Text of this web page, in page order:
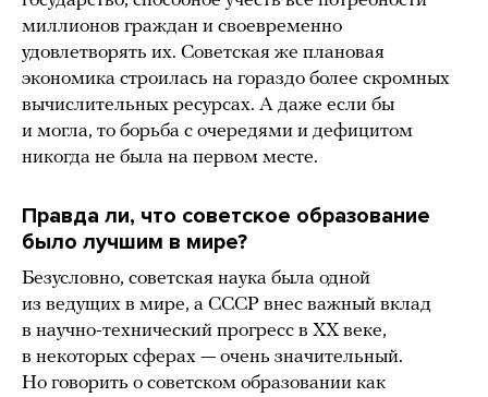
миллионов граждан и своевременно
удовлетворять их. Советская же плановая
экономика строилась на гораздо более скромных
вычислительных ресурсах. А даже если бы
и могла, то борьба с очередями и дефицитом
никогда не была на первом месте.
Правда ли, что советское образование
было лучшим в мире?
Безусловно, советская наука была одной
из ведущих в мире, а СССР внес важный вклад
в научно-технический прогресс в XX веке,
в некоторых сферах — очень значительный.
Но говорить о советском образовании как